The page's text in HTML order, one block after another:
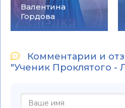
Валентина
Гордова
Комментарии и
"Ученик Проклятого -